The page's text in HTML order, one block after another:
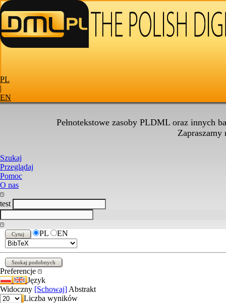
PL
|
EN
Pełnotekstowe zasoby PLDML oraz innych
Zapraszamy
Szukaj
Przeglądaj
Pomoc
O nas
test
PL EN
Preferencje
Język
Widoczny [Schowaj] Abstrakt
Liczba wyników